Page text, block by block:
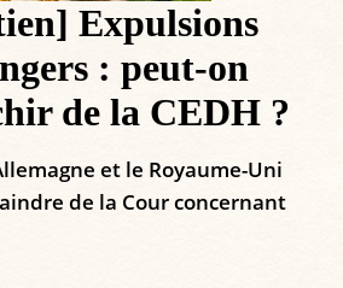
Expulsions
: peut-on
de la CEDH ?
et le Royaume-Uni
de la Cour concernant